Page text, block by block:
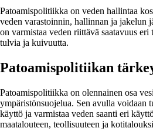
Patoamispolitiikka on veden hallintaa
veden varastoinnin, hallinnan ja jakelun
on varmistaa veden riittävä saatavuus eri
tulvia ja kuivuutta.
Patoamispolitiikan
Patoamispolitiikka on olennainen osa
ympäristönsuojelua. Sen avulla voidaan
käyttö ja varmistaa veden saanti eri
maatalouteen, teollisuuteen ja